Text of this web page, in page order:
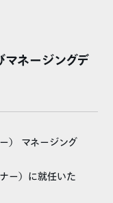
ネージングデ
） マネージング
ー）に就任いた